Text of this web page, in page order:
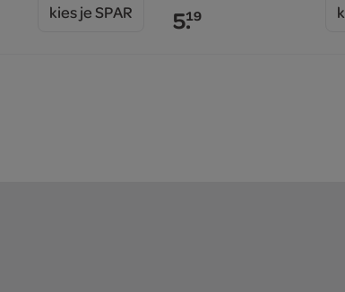
kies je SPAR 5.19